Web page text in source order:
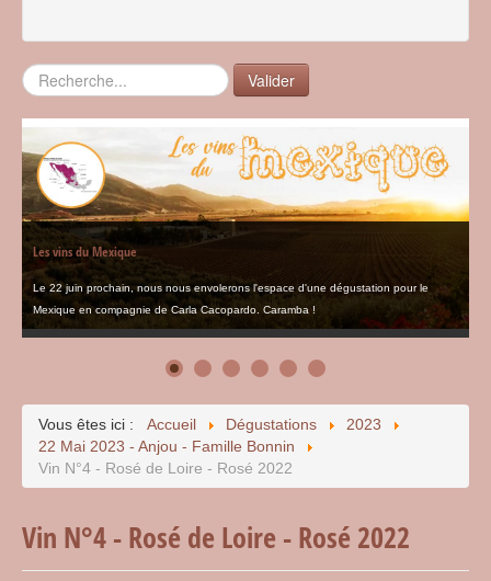
Rechercher Valider
Les vins du Mexique
Le 22 juin prochain, nous nous envolerons l'espace d'une dégustation pour le
Mexique en compagnie de Carla Cacopardo. Caramba !
Vous êtes ici : Accueil Dégustations
2023
22 Mai 2023 - Anjou - Famille Bonnin
Vin N°4 - Rosé de Loire - Rosé 2022
Vin N°4 - Rosé de Loire - Rosé 2022